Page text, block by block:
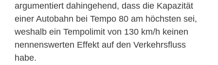
argumentiert dahingehend, dass die Kapazität
einer Autobahn bei Tempo 80 am höchsten sei,
weshalb ein Tempolimit von 130 km/h keinen
nennenswerten Effekt auf den Verkehrsfluss
habe.